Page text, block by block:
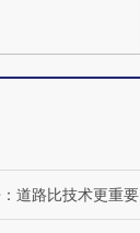
道路比技术更重要